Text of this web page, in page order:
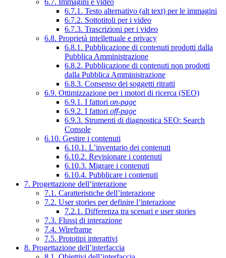
6.7.1. Testo alternativo (alt text) per le immagini
6.7.2. Sottotitoli per i video
6.7.3. Trascrizioni per i video
6.8. Proprietà intellettuale e privacy
6.8.1. Pubblicazione di contenuti prodotti dalla
Pubblica Amministrazione
6.8.2. Pubblicazione di contenuti non prodotti
dalla Pubblica Amministrazione
6.8.3. Consenso dei soggetti ritratti
6.9. Ottimizzazione per i motori di ricerca (SEO)
6.9.1. I fattori on-page
6.9.2. I fattori off-page
6.9.3. Strumenti di diagnostica SEO: Search
Console
6.10. Gestire i contenuti
6.10.1. L’inventario dei contenuti
6.10.2. Revisionare i contenuti
6.10.3. Migrare i contenuti
6.10.4. Pubblicare i contenuti
7. Progettazione dell’interazione
7.1. Caratteristiche dell’interazione
7.2. User stories per definire l’interazione
7.2.1. Differenza tra scenari e user stories
7.3. Flussi di interazione
7.4. Wireframe
7.5. Prototipi interattivi
8. Progettazione dell’interfaccia